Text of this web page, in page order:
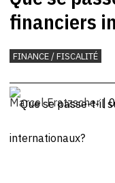
financiers
FINANCE / FISCALITÉ
Marcel Fratzscher|